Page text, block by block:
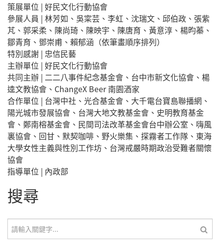
策展單位 | 好民文化行動協會
參展人員 | 林芳如、吳寀芸、李虹、沈瑞文、邱伯政、張紫
芃、郭采柔、陳尚琦、陳映宇、陳唐育、黃意淳、楊昀蓁、
鄒青育、鄧崇甫、賴郁涵（依筆畫順序排列）
特別感謝 | 忠信民藝
主辦單位 | 好民文化行動協會
共同主辦 | 二二八事件紀念基金會、台中市新文化協會、楊
逵文教協會、ChangeX Beer 南園酒家
合作單位 | 台灣中社、光合基金會、大千電台寶島聯播網、
陽光城市發展協會、台灣大地文教基金會、史明教育基金
會、鄭南榕基金會、民間司法改革基金會台中辦公室、嗨風
裏協會、回甘、默契咖啡、野火樂集、探霧者工作隊、東海
大學女性主義與性別工作坊、台灣戒嚴時期政治受難者關懷
協會
指導單位 | 內政部
搜尋
搜尋